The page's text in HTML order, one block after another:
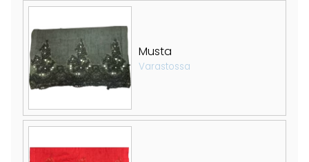
Musta
Varastossa